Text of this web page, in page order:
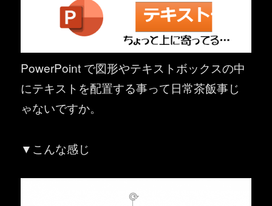
PowerPoint で図形やテキストボックスの中
にテキストを配置する事って日常茶飯事じ
ゃないですか。
▼こんな感じ